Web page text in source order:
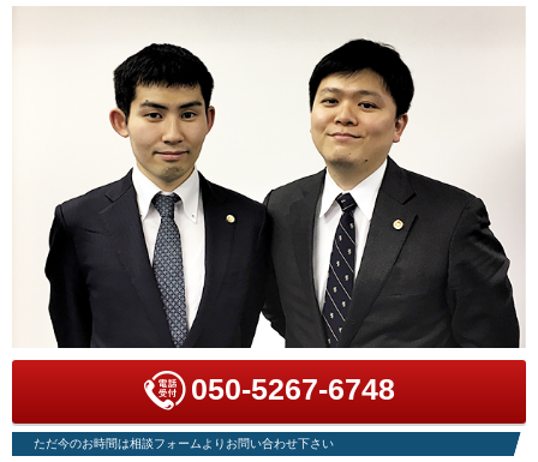
050-5267-6748
ただ今のお時間は相談フォームよりお問い合わせ下さい